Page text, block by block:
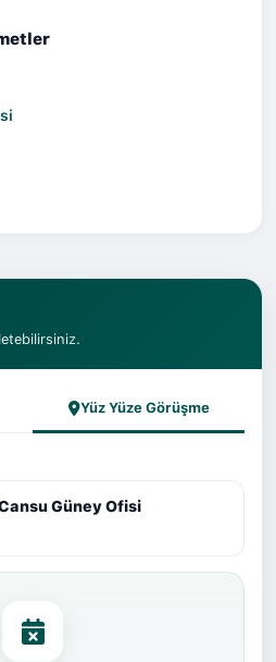
Yüz Yüze Görüşme
Güney Ofisi